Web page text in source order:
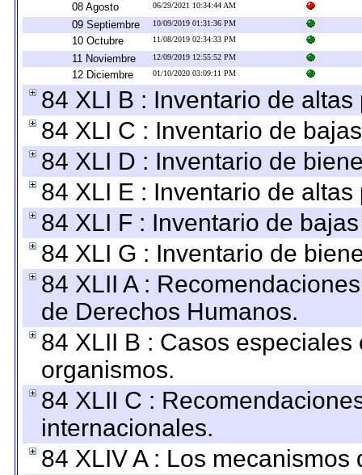
08 Agosto 06/29/2021 10:34:44 AM
09 Septiembre 10/09/2019 01:31:36 PM
10 Octubre 11/08/2019 02:34:33 PM
11 Noviembre 12/09/2019 12:55:52 PM
12 Diciembre 01/10/2020 03:09:11 PM
84 XLI B : Inventario de
84 XLI C : Inventario de
84 XLI D : Inventario de
84 XLI E : Inventario de
84 XLI F : Inventario de
84 XLI G : Inventario de
84 XLII A :
de Derechos Humanos.
84 XLII B : Casos
organismos.
84 XLII C :
internacionales.
84 XLIV A : Los